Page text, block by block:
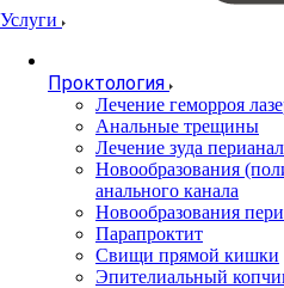
Услуги
Проктология
Лечение геморроя
Анальные трещины
Лечение зуда
Новообразования
анального канала
Новообразования
Парапроктит
Свищи прямой кишки
Эпителиальный